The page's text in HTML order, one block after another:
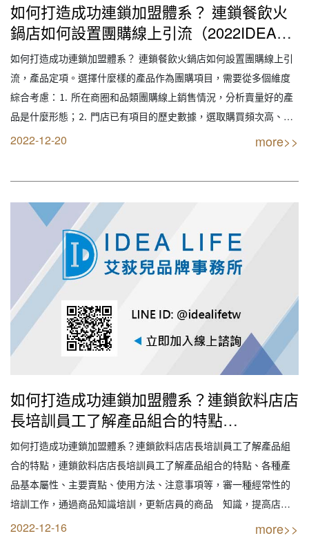
如何打造成功連鎖加盟體系？ 連鎖餐飲火
鍋店如何設置團購線上引流（2022IDEA
LIFE艾荻兒連鎖品牌餐飲設計｜創業加盟
｜連鎖加盟｜餐飲設計｜餐飲規劃｜餐飲顧
問｜餐飲行銷｜創業開店餐飲顧問｜餐飲設
備商業空間規劃｜線上創業連鎖加盟設計）
如何打造成功連鎖加盟體系？ 連鎖餐飲火鍋店如何設置團購線上引
流，產品定項。選擇什麼樣的產品作為團購項目，需要從多個維度
綜合考慮：⒈ 所在商圈和品類團購線上銷售情況，分析賣量好的產
品是什麼形態；⒉ 門店已有項目的歷史數據，選取購買頻次高、受
歡迎程度高、好評度高的項目；⒊ 使用”套餐組合”，同一團單同時
2022-12-20 more>>
如何打造成功連鎖加盟體系？連鎖飲料店店
長培訓員工了解產品組合的特點
（2022IDEA LIFE艾荻兒連鎖品牌餐飲設計
｜創業加盟｜連鎖加盟｜餐飲設計｜餐飲規
劃｜餐飲顧問｜餐飲行銷｜創業開店餐飲顧
問｜餐飲設備商業空間規劃｜線上創業連鎖
加盟設計）
如何打造成功連鎖加盟體系？連鎖飲料店店長培訓員工了解產品組
合的特點，連鎖飲料店店長培訓員工了解產品組合的特點、各種產
品基本屬性、主要賣點、使用方法、注意事項等，審一種經常性的
培訓工作，通過商品知識培訓，更新店員的商品 知識，提高店員
的推銷能力及服務水平。 【創業加盟找最專業實戰公司】 IDEA
2022-12-16 more>>